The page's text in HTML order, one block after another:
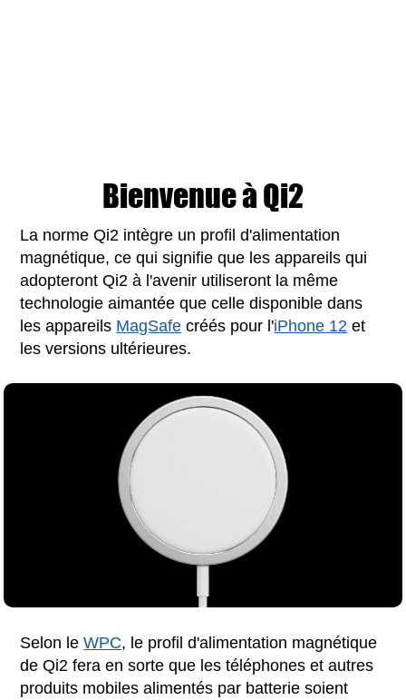
Bienvenue à Qi2
La norme Qi2 intègre un profil d'alimentation
magnétique, ce qui signifie que les appareils qui
adopteront Qi2 à l'avenir utiliseront la même
technologie aimantée que celle disponible dans
les appareils MagSafe créés pour l'iPhone 12 et
les versions ultérieures.
Selon leWPC, le profil d'alimentation magnétique
de Qi2 fera en sorte que les téléphones et autres
produits mobiles alimentés par batterie soient